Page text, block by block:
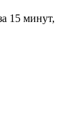
15 минут,